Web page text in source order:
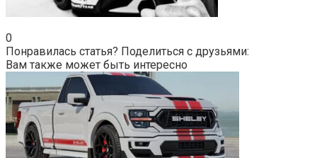
0
Понравилась статья? Поделиться с друзьями:
Вам также может быть интересно